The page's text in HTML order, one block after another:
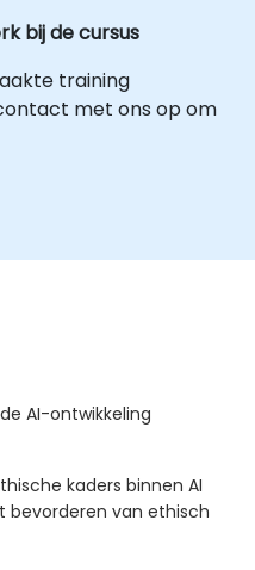
bij de cursus
training
met ons op om
AI-ontwikkeling
kaders binnen AI
bevorderen van ethisch